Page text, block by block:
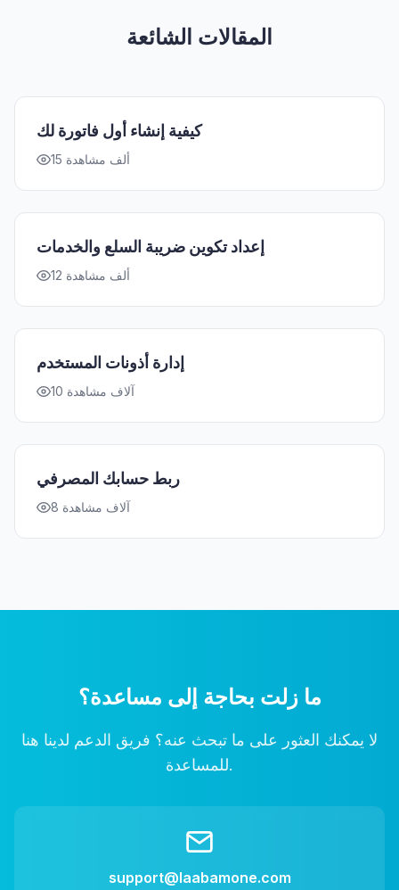
المقالات الشائعة
كيفية إنشاء أول فاتورة لك
15 ألف مشاهدة
إعداد تكوين ضريبة السلع والخدمات
12 ألف مشاهدة
إدارة أذونات المستخدم
10 آلاف مشاهدة
ربط حسابك المصرفي
8 آلاف مشاهدة
ما زلت بحاجة إلى مساعدة؟
لا يمكنك العثور على ما تبحث عنه؟ فريق الدعم لدينا هنا
للمساعدة.
support@laabamone.com